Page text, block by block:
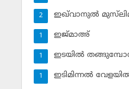
ഇഖ്‌വാനുല്‍
2
ഇജ്മാഅ്
1
ഇടയില്‍
1
ഇടിമിന്നല്‍
1